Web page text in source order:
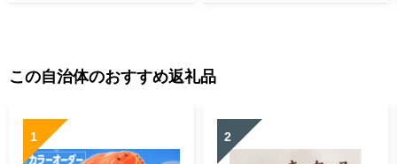
この自治体のおすすめ返礼品
1 2